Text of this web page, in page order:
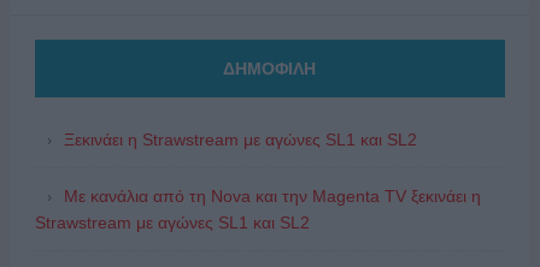
ΔΗΜΟΦΙΛΗ
Ξεκινάει η Strawstream με αγώνες SL1 και SL2
Με κανάλια από τη Nova και την Magenta TV ξεκινάει η
Strawstream με αγώνες SL1 και SL2